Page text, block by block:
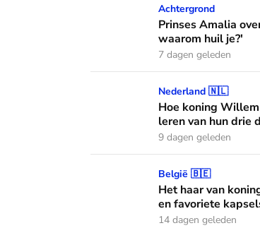
Prinses Amalia over dé traan
Achtergrond
Prinses Amalia
waarom huil je?'
7 dagen geleden
Hoe koning Willem-Alexander
Nederland 🇳🇱
Hoe koning
leren van hun drie
9 dagen geleden
Het haar van koningin Mathilde:
België 🇧🇪
Het haar van
en favoriete
14 dagen geleden